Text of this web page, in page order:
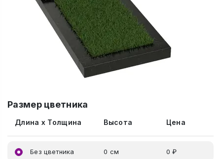
Размер цветника
Длина x Толщина Высота Цена
Без цветника 0 см 0 ₽